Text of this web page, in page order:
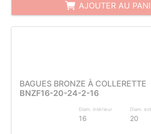
AJOUTER AU
BAGUES BRONZE À COLLERETTE
BNZF16-20-24-2-16
Diam. intérieur
16
Diam.
20